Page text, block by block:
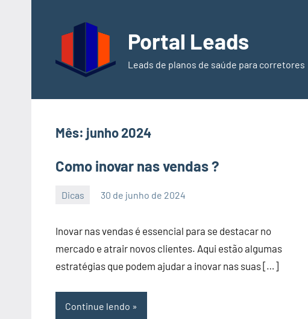
conteúdo
Portal Leads
Leads de planos de saúde para corretores
Mês: junho 2024
Como inovar nas vendas ?
Dicas 30 de junho de 2024
Inovar nas vendas é essencial para se destacar no
mercado e atrair novos clientes. Aqui estão algumas
estratégias que podem ajudar a inovar nas suas […]
Continue lendo